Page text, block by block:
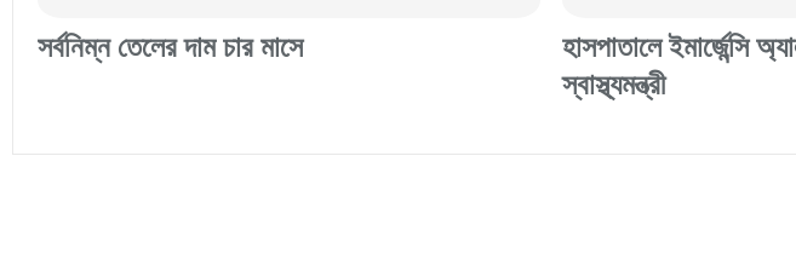
সর্বনিম্ন তেলের দাম চার মাসে
হাসপাতালে ইমার্জেন্সি
স্বাস্থ্যমন্ত্রী